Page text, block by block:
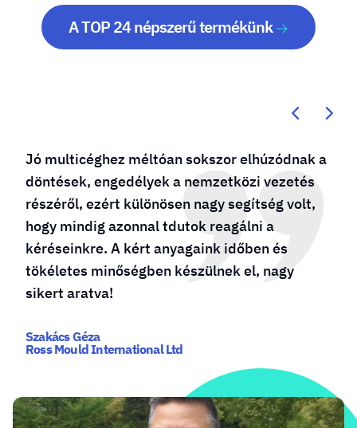
A TOP 24 népszerű termékünk
sokszor elhúzódnak a
a nemzetközi vezetés
nagy segítség volt,
tdutok reagálni a
anyagaink időben és
készülnek el, nagy
Ltd
Kötődésem a
a cég
sikeres
őket bízom
készítésével.
számunkra,